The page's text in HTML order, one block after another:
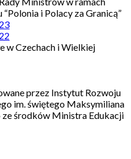
“Polonia i Polacy za Granicą”
w Czechach i Wielkiej
przez Instytut Rozwoju
im. świętego Maksymiliana
środków Ministra Edukacji